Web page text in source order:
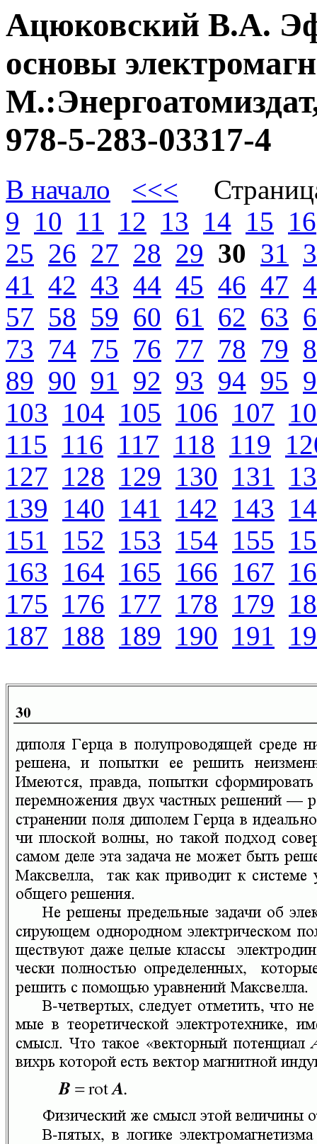
Ацюковский В.А.
основы
978-5-283-03317-4
В начало <<<
9 10 11 12 13 14 15 16
25 26 27 28 29 30 31
41 42 43 44 45 46 47
57 58 59 60 61 62 63
73 74 75 76 77 78 79
89 90 91 92 93 94 95
103 104 105 106 107
115 116 117 118 119
127 128 129 130 131
139 140 141 142 143
151
152 153 154 155
163 164 165 166 167
175 176 177 178 179
187 188 189 190 191